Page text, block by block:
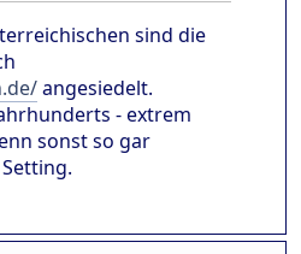
sind die
angesiedelt.
- extrem
sonst so gar